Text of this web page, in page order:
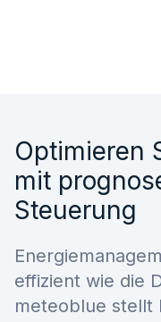
Optimieren
mit
Steuerung
effizient wie die
meteoblue stellt